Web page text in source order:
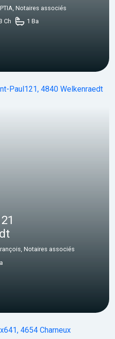
Notaires associés
Ch 1 Ba
Notaires associés